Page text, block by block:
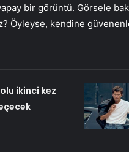
bir görüntü. Görsele
Öyleyse, kendine
ikinci kez